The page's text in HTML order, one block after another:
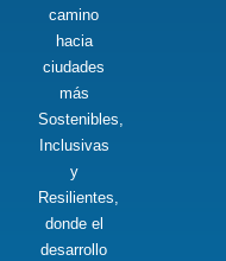
camino
hacia
ciudades
más
Sostenibles,
Inclusivas
y
Resilientes,
donde el
desarrollo